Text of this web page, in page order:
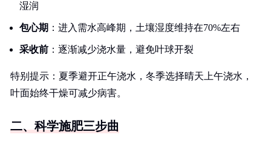
湿润
包心期 ：进入需水高峰期，土壤湿度维持在70%左右
采收前 ：逐渐减少浇水量，避免叶球开裂
特别提示：夏季避开正午浇水，冬季选择晴天上午浇水，
叶面始终干燥可减少病害。
二、科学施肥三步曲